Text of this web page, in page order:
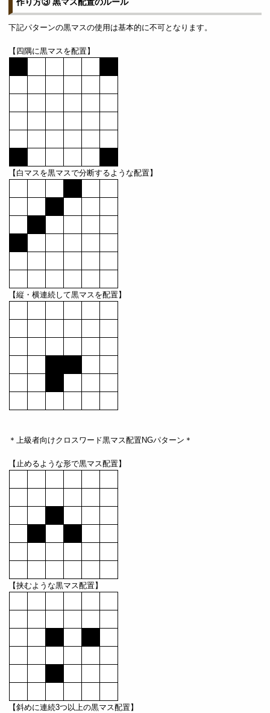
下記パターンの黒マスの使用は基本的に不可となります。
【四隅に黒マスを配置】
【白マスを黒マスで分断するような配置】
【縦・横連続して黒マスを配置】
＊上級者向けクロスワード黒マス配置NGパターン＊
【止めるような形で黒マス配置】
【挟むような黒マス配置】
【斜めに連続3つ以上の黒マス配置】